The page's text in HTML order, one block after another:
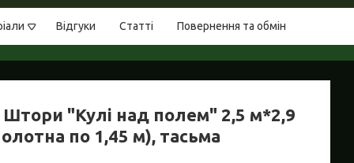
Відгуки Статті Повернення та обмін
"Кулі над полем" 2,5 м*2,9
по 1,45 м), тасьма